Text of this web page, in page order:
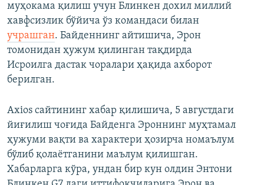
муҳокама қилиш учун Блинкен дохил миллий
хавфсизлик бўйича ўз командаси билан
учрашган. Байденнинг айтишича, Эрон
томонидан ҳужум қилинган тақдирда
Исроилга дастак чоралари ҳақида ахборот
берилган.
Axios сайтининг хабар қилишича, 5 августдаги
йиғилиш чоғида Байденга Эроннинг муҳтамал
ҳужуми вақти ва характери ҳозирча номаълум
бўлиб қолаётганини маълум қилишган.
Хабарларга кўра, ундан бир кун олдин Энтони